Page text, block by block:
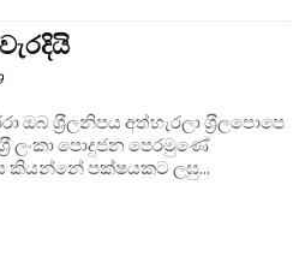
ලංකා පොදුජන පෙරමුණේ
කියන්නේ පක්ෂයකට ලඝු...